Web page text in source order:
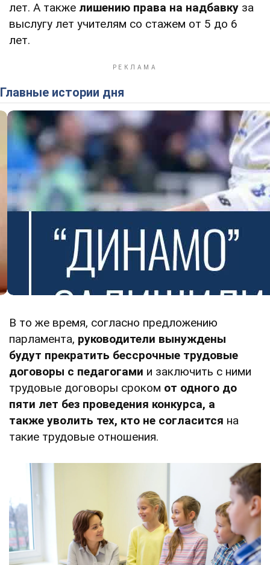
лет. А также лишению права на надбавку за
выслугу лет учителям со стажем от 5 до 6
лет.
Главные истории дня
В то же время, согласно предложению
парламента, руководители вынуждены
будут прекратить бессрочные трудовые
договоры с педагогами и заключить с ними
трудовые договоры сроком от одного до
пяти лет без проведения конкурса, а
также уволить тех, кто не согласится на
такие трудовые отношения.